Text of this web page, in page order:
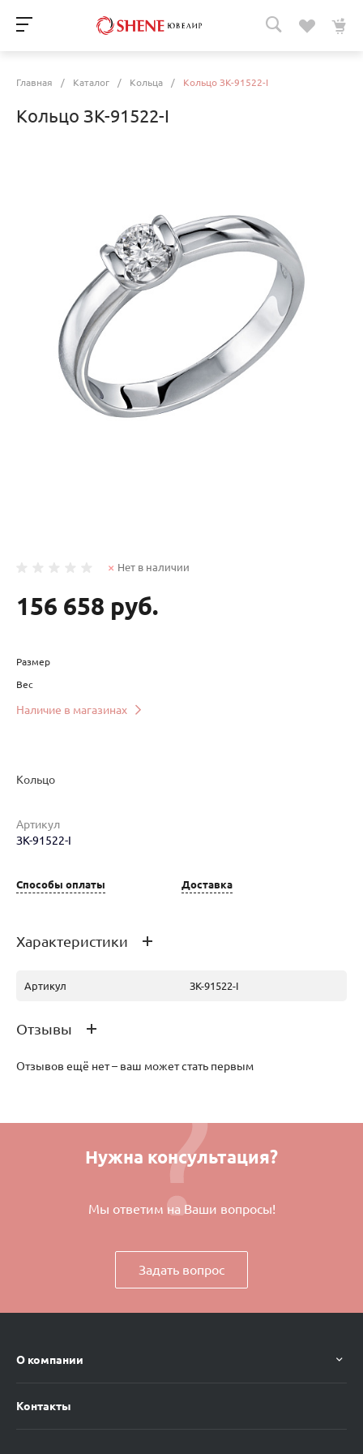
Главная / Каталог / Кольца / Кольцо ЗК-91522-I
Кольцо ЗК-91522-I
Нет в наличии
156 658 руб.
Размер
Вес
Наличие в магазинах
Кольцо (30137226) 17
Кольцо
Артикул
ЗК-91522-I
Способы оплаты Доставка
Характеристики
Артикул ЗК-91522-I
Отзывы
Отзывов ещё нет – ваш может стать первым
Нужна консультация?
Мы ответим на Ваши вопросы!
Задать вопрос
О компании
Контакты